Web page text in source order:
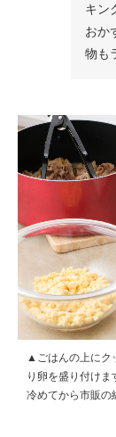
キン
おか
物も
▲ごはんの上にク
り卵を盛り付けま
冷めてから市販の